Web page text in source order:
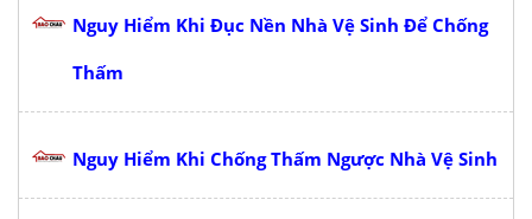
Nguy Hiểm Khi Đục Nền Nhà Vệ Sinh Để Chống
Thấm
Nguy Hiểm Khi Chống Thấm Ngược Nhà Vệ Sinh